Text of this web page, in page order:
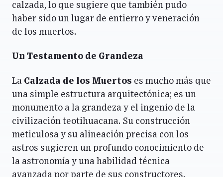
calzada, lo que sugiere que también pudo
haber sido un lugar de entierro y veneración
de los muertos.
Un Testamento de Grandeza
La Calzada de los Muertos es mucho más que
una simple estructura arquitectónica; es un
monumento a la grandeza y el ingenio de la
civilización teotihuacana. Su construcción
meticulosa y su alineación precisa con los
astros sugieren un profundo conocimiento de
la astronomía y una habilidad técnica
avanzada por parte de sus constructores.